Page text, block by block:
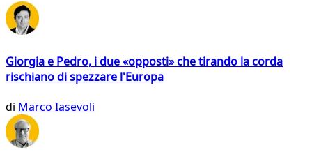
Giorgia e Pedro, i due «opposti» che tirando la corda
rischiano di spezzare l'Europa
di Marco Iasevoli